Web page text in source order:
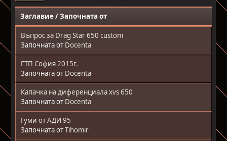
Заглавие/Започната от
Въпрос за Drag Star 650 custom
Започната от Docenta
ГТП София 2015г.
Започната от Docenta
Капачка на диференциала xvs 650
Започната от Docenta
Гуми от АДИ 95
Започната отTihomir